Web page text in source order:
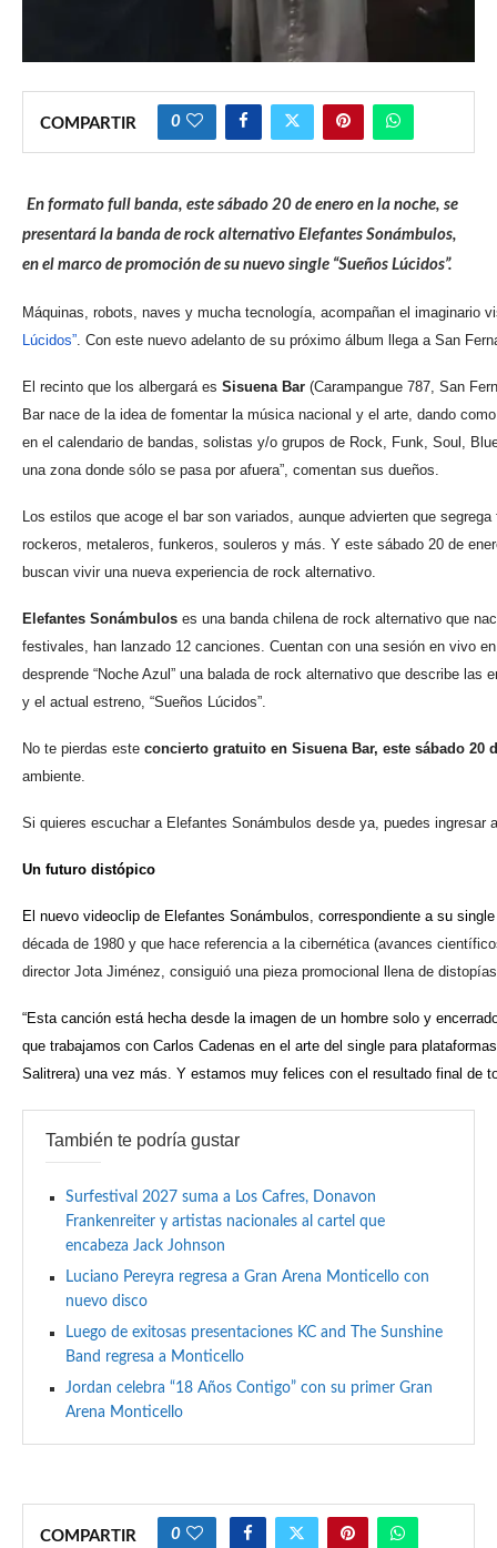
COMPARTIR 0
En formato full banda, este sábado 20 de enero en la noche, se
presentará la banda de rock alternativo Elefantes Sonámbulos,
en el marco de promoción de su nuevo single “Sueños Lúcidos”.
Máquinas, robots, naves y mucha tecnología, acompañan el imaginario
Lúcidos”. Con este nuevo adelanto de su próximo álbum llega a San
El recinto que los albergará es Sisuena Bar (Carampangue 787, San
Bar nace de la idea de fomentar la música nacional y el arte, dando
en el calendario de bandas, solistas y/o grupos de Rock, Funk, Soul,
una zona donde sólo se pasa por afuera”, comentan sus dueños.
Los estilos que acoge el bar son variados, aunque advierten que
rockeros, metaleros, funkeros, souleros y más. Y este sábado 20 de
buscan vivir una nueva experiencia de rock alternativo.
Elefantes Sonámbulos es una banda chilena de rock alternativo que
festivales, han lanzado 12 canciones. Cuentan con una sesión en vivo en
desprende “Noche Azul” una balada de rock alternativo que describe
y el actual estreno, “Sueños Lúcidos”.
No te pierdas este concierto gratuito en Sisuena Bar, este sábado 20
ambiente.
Si quieres escuchar a Elefantes Sonámbulos desde ya, puedes ingresar a
Un futuro distópico
El nuevo videoclip de Elefantes Sonámbulos, correspondiente a su single
década de 1980 y que hace referencia a la cibernética (avances
director Jota Jiménez, consiguió una pieza promocional llena de
“Esta canción está hecha desde la imagen de un hombre solo y
que trabajamos con Carlos Cadenas en el arte del single para
Salitrera) una vez más. Y estamos muy felices con el resultado final de
También te podría gustar
Surfestival 2027 suma a Los Cafres, Donavon
Frankenreiter y artistas nacionales al cartel que
encabeza Jack Johnson
Luciano Pereyra regresa a Gran Arena Monticello con
nuevo disco
Luego de exitosas presentaciones KC and The Sunshine
Band regresa a Monticello
Jordan celebra “18 Años Contigo” con su primer Gran
Arena Monticello
COMPARTIR 0